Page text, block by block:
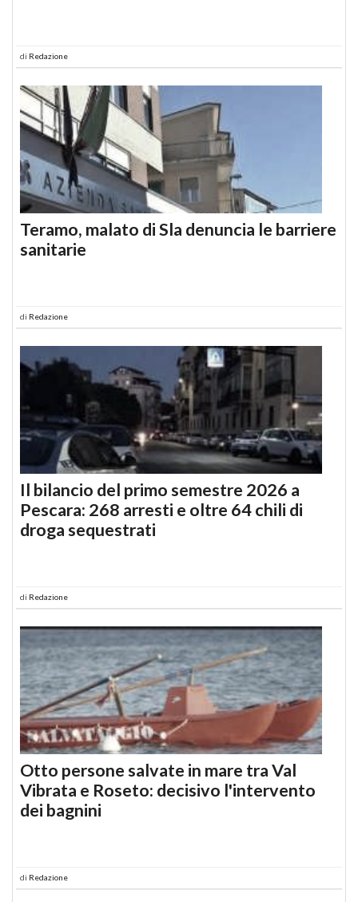
di Redazione
Teramo, malato di Sla denuncia le barriere
sanitarie
di Redazione
Il bilancio del primo semestre 2026 a
Pescara: 268 arresti e oltre 64 chili di
droga sequestrati
di Redazione
Otto persone salvate in mare tra Val
Vibrata e Roseto: decisivo l'intervento
dei bagnini
di Redazione